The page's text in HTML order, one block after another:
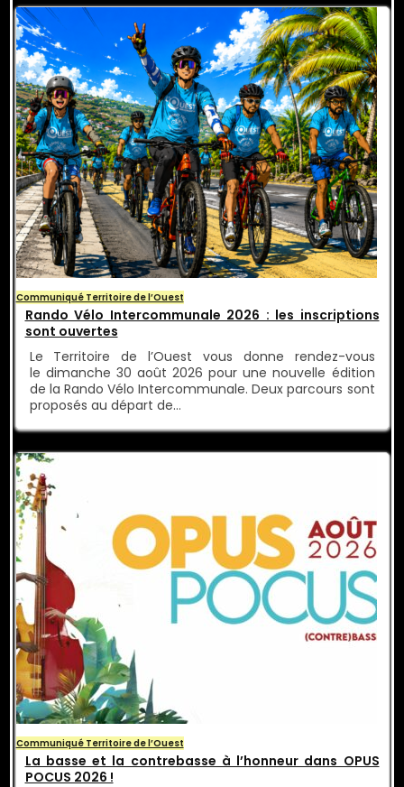
Communiqué Territoire de l’Ouest
Rando Vélo Intercommunale 2026 : les inscriptions
sont ouvertes
Le Territoire de l’Ouest vous donne rendez-vous
le dimanche 30 août 2026 pour une nouvelle édition
de la Rando Vélo Intercommunale. Deux parcours sont
proposés au départ de…
Communiqué Territoire de l’Ouest
La basse et la contrebasse à l’honneur dans OPUS
POCUS 2026 !